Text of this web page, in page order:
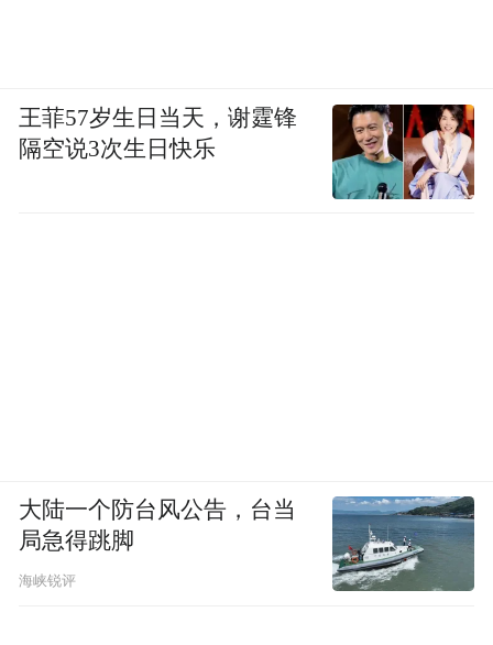
王菲57岁生日当天，谢霆锋
隔空说3次生日快乐
大陆一个防台风公告，台当
局急得跳脚
海峡锐评